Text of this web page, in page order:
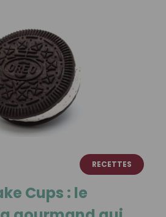
RECETTES
Cups : le